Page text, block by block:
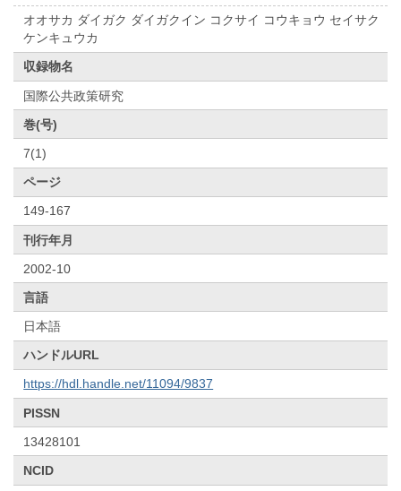
オオサカ ダイガク ダイガクイン コクサイ コウキョウ セイサク
ケンキュウカ
収録物名
国際公共政策研究
巻(号)
7(1)
ページ
149-167
刊行年月
2002-10
言語
日本語
ハンドルURL
https://hdl.handle.net/11094/9837
PISSN
13428101
NCID